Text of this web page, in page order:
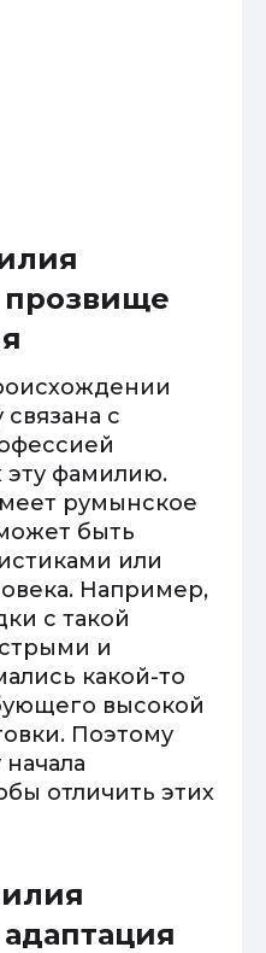
прозвище
с
эту фамилию.
румынское
быть
или
Например,
с такой
и
какой-то
высокой
Поэтому
отличить этих